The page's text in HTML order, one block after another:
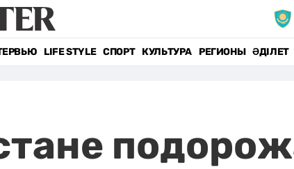
LIFE STYLE СПОРТ КУЛЬТУРА РЕГИОНЫ ӘДІЛЕТ